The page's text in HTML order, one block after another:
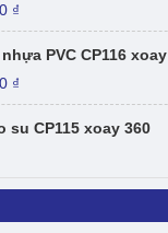
₫
giá:
từ
17.000 ₫
20.000 ₫
PVC CP116 xoay
₫
giá:
từ
su CP115 xoay 360